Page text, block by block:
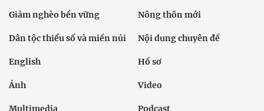
Giảm nghèo bền vững Nông thôn mới
Dân tộc thiểu số và miền núi Nội dung chuyên đề
English Hồ sơ
Ảnh Video
Multimedia Podcast